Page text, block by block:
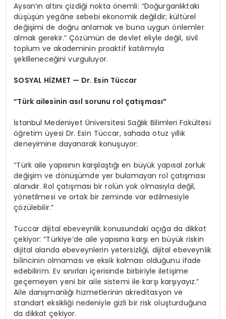
Aysan’ın altını çizdiği nokta önemli: “Doğurganlıktaki
düşüşün yegâne sebebi ekonomik değildir; kültürel
değişimi de doğru anlamak ve buna uygun önlemler
almak gerekir.” Çözümün de devlet eliyle değil, sivil
toplum ve akademinin proaktif katılımıyla
şekilleneceğini vurguluyor.
SOSYAL HİZMET — Dr. Esin Tüccar
“Türk ailesinin asıl sorunu rol çatışması”
İstanbul Medeniyet Üniversitesi Sağlık Bilimleri Fakültesi
öğretim üyesi Dr. Esin Tüccar, sahada otuz yıllık
deneyimine dayanarak konuşuyor:
“Türk aile yapısının karşılaştığı en büyük yapısal zorluk
değişim ve dönüşümde yer bulamayan rol çatışması
alanıdır. Rol çatışması bir rolün yok olmasıyla değil,
yönetilmesi ve ortak bir zeminde var edilmesiyle
çözülebilir.”
Tüccar dijital ebeveynlik konusundaki açığa da dikkat
çekiyor: “Türkiye’de aile yapısına karşı en büyük riskin
dijital alanda ebeveynlerin yetersizliği, dijital ebeveynlik
bilincinin olmaması ve eksik kalması olduğunu ifade
edebilirim. Ev sınırları içerisinde birbiriyle iletişime
geçemeyen yeni bir aile sistemi ile karşı karşıyayız.”
Aile danışmanlığı hizmetlerinin akreditasyon ve
standart eksikliği nedeniyle gizli bir risk oluşturduğuna
da dikkat çekiyor.